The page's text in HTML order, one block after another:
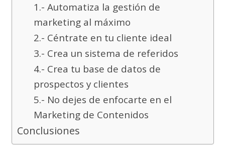
1.- Automatiza la gestión de
marketing al máximo
2.- Céntrate en tu cliente ideal
3.- Crea un sistema de referidos
4.- Crea tu base de datos de
prospectos y clientes
5.- No dejes de enfocarte en el
Marketing de Contenidos
Conclusiones